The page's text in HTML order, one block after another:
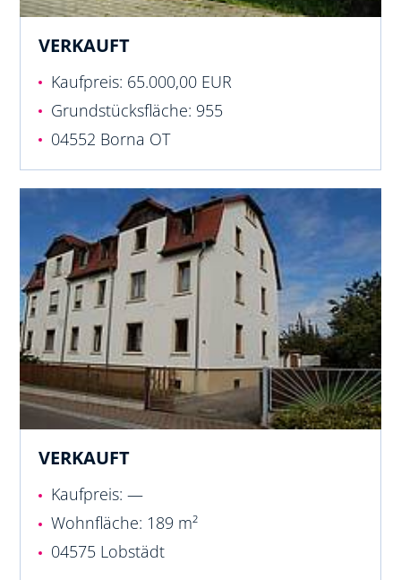
VERKAUFT
Kaufpreis: 65.000,00 EUR
Grundstücksfläche: 955
04552 Borna OT
VERKAUFT
Kaufpreis: —
Wohnfläche: 189 m²
04575 Lobstädt